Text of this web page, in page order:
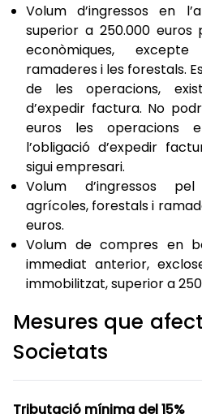
Volum d’ingressos en
superior a 250.000 euros
econòmiques,
ramaderes i les forestals.
de les operacions,
d’expedir factura. No
euros les operacions
l’obligació d’expedir
sigui empresari.
Volum d’ingressos
agrícoles, forestals i
euros.
Volum de compres en
immediat anterior,
immobilitzat, superior a
Mesures que
Societats
Tributació mínima del 15%